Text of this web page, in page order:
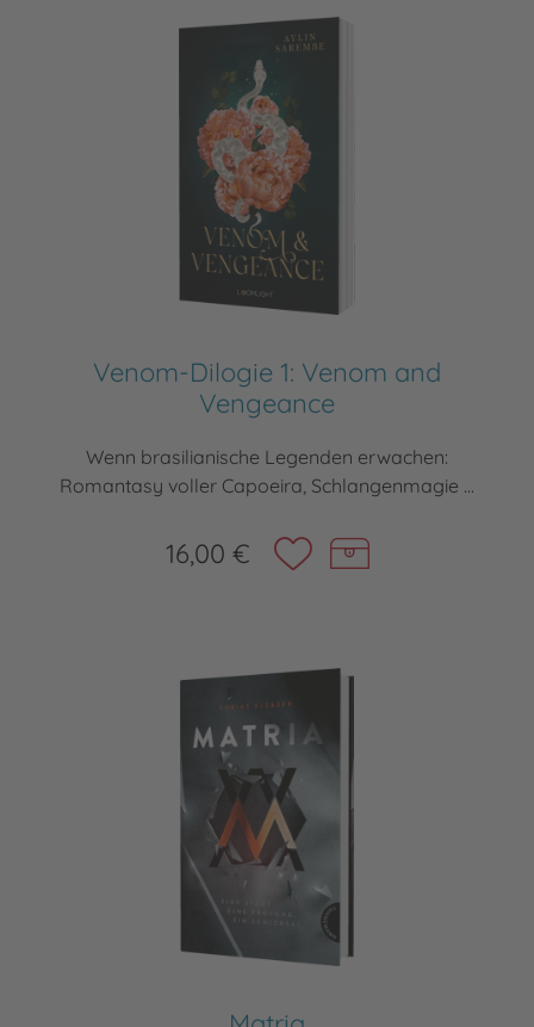
Venom-Dilogie 1: Venom and
Vengeance
Wenn brasilianische Legenden erwachen:
Romantasy voller Capoeira, Schlangenmagie ...
16,00 €